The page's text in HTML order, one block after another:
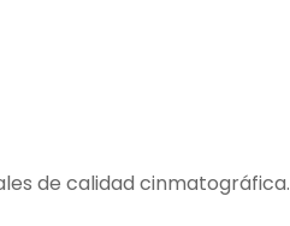
de calidad cinmatográfica.